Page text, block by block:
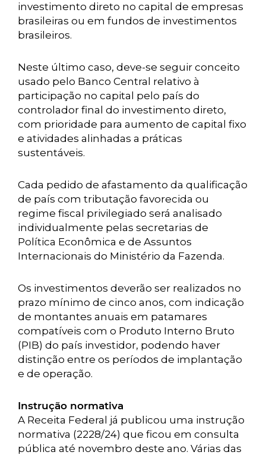
investimento direto no capital de empresas
brasileiras ou em fundos de investimentos
brasileiros.
Neste último caso, deve-se seguir conceito
usado pelo Banco Central relativo à
participação no capital pelo país do
controlador final do investimento direto,
com prioridade para aumento de capital fixo
e atividades alinhadas a práticas
sustentáveis.
Cada pedido de afastamento da qualificação
de país com tributação favorecida ou
regime fiscal privilegiado será analisado
individualmente pelas secretarias de
Política Econômica e de Assuntos
Internacionais do Ministério da Fazenda.
Os investimentos deverão ser realizados no
prazo mínimo de cinco anos, com indicação
de montantes anuais em patamares
compatíveis com o Produto Interno Bruto
(PIB) do país investidor, podendo haver
distinção entre os períodos de implantação
e de operação.
Instrução normativa
A Receita Federal já publicou uma instrução
normativa (2228/24) que ficou em consulta
pública até novembro deste ano. Várias das